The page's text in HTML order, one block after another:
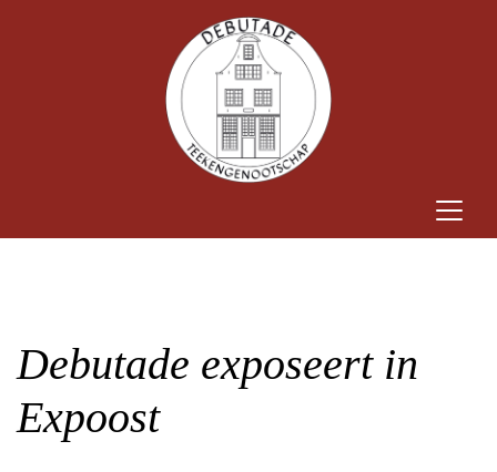
Debutade exposeert in
Expoost